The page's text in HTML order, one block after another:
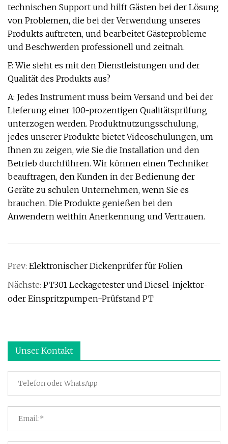
technischen Support und hilft Gästen bei der Lösung
von Problemen, die bei der Verwendung unseres
Produkts auftreten, und bearbeitet Gästeprobleme
und Beschwerden professionell und zeitnah.
F: Wie sieht es mit den Dienstleistungen und der
Qualität des Produkts aus?
A: Jedes Instrument muss beim Versand und bei der
Lieferung einer 100-prozentigen Qualitätsprüfung
unterzogen werden. Produktnutzungsschulung,
jedes unserer Produkte bietet Videoschulungen, um
Ihnen zu zeigen, wie Sie die Installation und den
Betrieb durchführen. Wir können einen Techniker
beauftragen, den Kunden in der Bedienung der
Geräte zu schulen Unternehmen, wenn Sie es
brauchen. Die Produkte genießen bei den
Anwendern weithin Anerkennung und Vertrauen.
Prev: Elektronischer Dickenprüfer für Folien
Nächste: PT301 Leckagetester und Diesel-Injektor-
oder Einspritzpumpen-Prüfstand PT
Unser Kontakt